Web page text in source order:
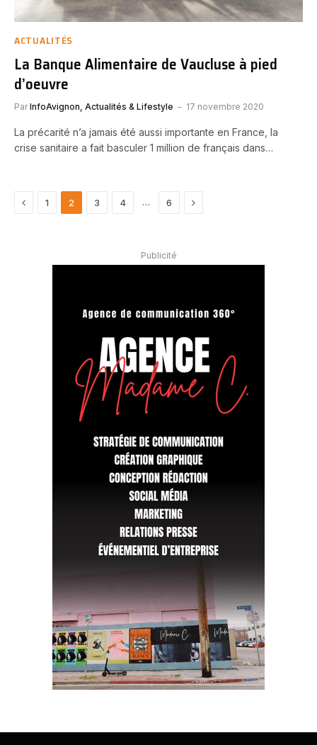
ACTUALITÉS
La Banque Alimentaire de Vaucluse à pied
d’oeuvre
Par InfoAvignon, Actualités & Lifestyle 17 novembre 2020
La précarité n’a jamais été aussi importante en France, la
crise sanitaire a fait basculer 1 million de français dans…
Previous
1 2 3 4 … 6 Next
Publicité